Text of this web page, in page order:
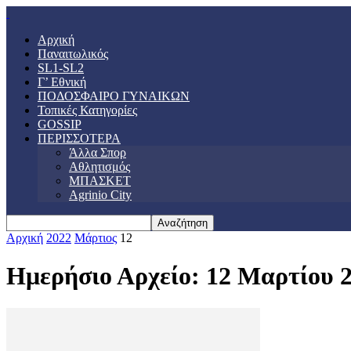
Αρχική
Παναιτωλικός
SL1-SL2
Γ’ Εθνική
ΠΟΔΟΣΦΑΙΡΟ ΓΥΝΑΙΚΩΝ
Τοπικές Κατηγορίες
GOSSIP
ΠΕΡΙΣΣΟΤΕΡΑ
Άλλα Σπορ
Αθλητισμός
ΜΠΑΣΚΕΤ
Agrinio City
Αρχική 2022 Μάρτιος 12
Ημερήσιο Αρχείο: 12 Μαρτίου